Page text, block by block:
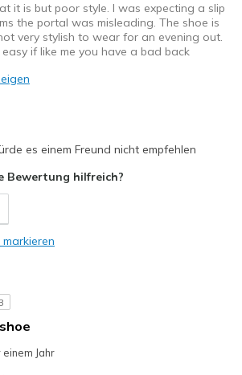
it is but poor style. I was expecting a slip
the portal was misleading. The shoe is
very stylish to wear for an evening out.
if like me you have a bad back
Feels true to width
Feels true to size
I'm Into Shoes
es einem Freund nicht empfehlen
Bewertung hilfreich?
einem Jahr